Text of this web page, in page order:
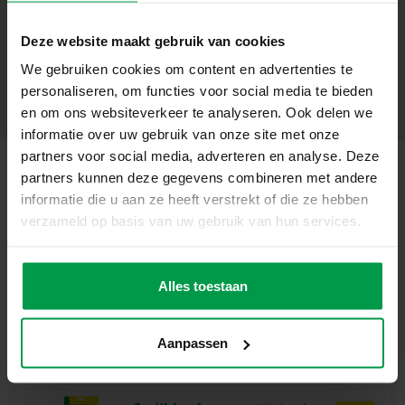
Deze website maakt gebruik van cookies
We gebruiken cookies om content en advertenties te
personaliseren, om functies voor social media te bieden
en om ons websiteverkeer te analyseren. Ook delen we
informatie over uw gebruik van onze site met onze
partners voor social media, adverteren en analyse. Deze
partners kunnen deze gegevens combineren met andere
informatie die u aan ze heeft verstrekt of die ze hebben
verzameld op basis van uw gebruik van hun services.
Alles toestaan
Aanpassen
Inclusief 2400 strijkkralen, vierkant legbord, strijkpapier
en stickers
Maak unieke en stoere zeedieren
Met stickervel voor extra details en versiering
PVC-vrije kralen voor een veilige speelervaring
Stimuleert creativiteit en fijne motoriek
Laat je verbeelding stralen
Met deze set bouwen kinderen hun eigen
ontwerpen en strijken zorgt voor uren creatief plezier. Een
fantastische manier om spelenderwijs hand-
oogcoördinatie, geduld en fantasie te ontwikkelen.
Inhoud van de set
Productnummer|
06209
Deel dit product
Gerelateerde producten
Strijkkralen
1000 mix glitter
Minimale